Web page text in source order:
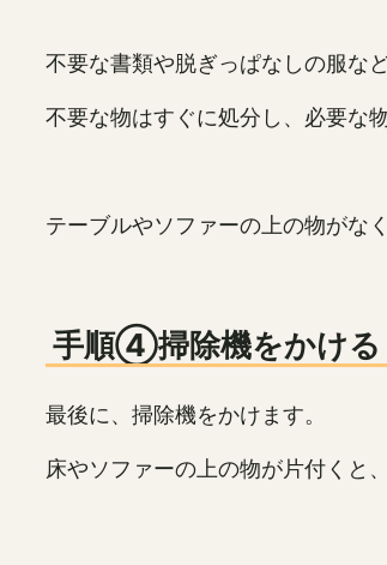
不要な書類や脱ぎっぱなしの服な
不要な物はすぐに処分し、必要な
テーブルやソファーの上の物がな
手順④掃除機をかける
最後に、掃除機をかけます。
床やソファーの上の物が片付くと